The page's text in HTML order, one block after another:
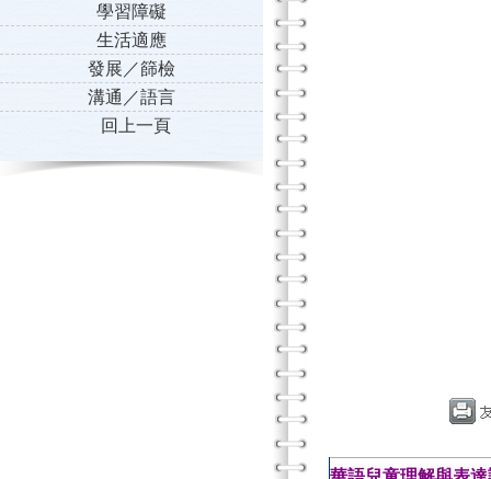
學習障礙
生活適應
發展／篩檢
溝通／語言
回上一頁